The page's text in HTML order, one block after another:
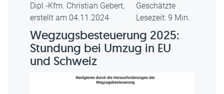
Dipl.-Kfm. Christian Gebert,
erstellt am 04.11.2024
Geschätzte
Lesezeit: 9 Min.
Wegzugsbesteuerung 2025:
Stundung bei Umzug in EU
und Schweiz